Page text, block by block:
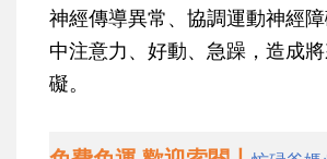
神經傳導異常、協調運動神經
中注意力、好動、急躁，造成
礙。